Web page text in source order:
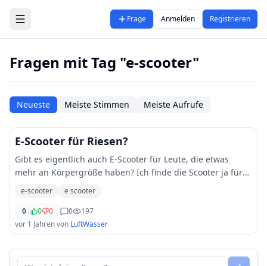
Zum Hauptinhalt springen
Frage Anmelden Registrieren
Fragen mit Tag "e-scooter"
Neueste Meiste Stimmen Meiste Aufrufe
E-Scooter für Riesen?
Gibt es eigentlich auch E-Scooter für Leute, die etwas
mehr an Körpergröße haben? Ich finde die Scooter ja für
kurze Strecken recht praktisch, aber muss teilweise doch
e-scooter
e scooter
0| 0 0 0
197
vor 1 Jahrenvon LuftWasser